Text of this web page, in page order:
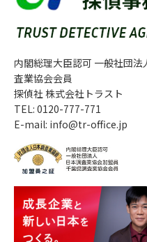
内閣総理大臣認可 一般社団
査業協会会員
探偵社 株式会社トラスト
TEL: 0120-777-771
E-mail: info@tr-office.jp